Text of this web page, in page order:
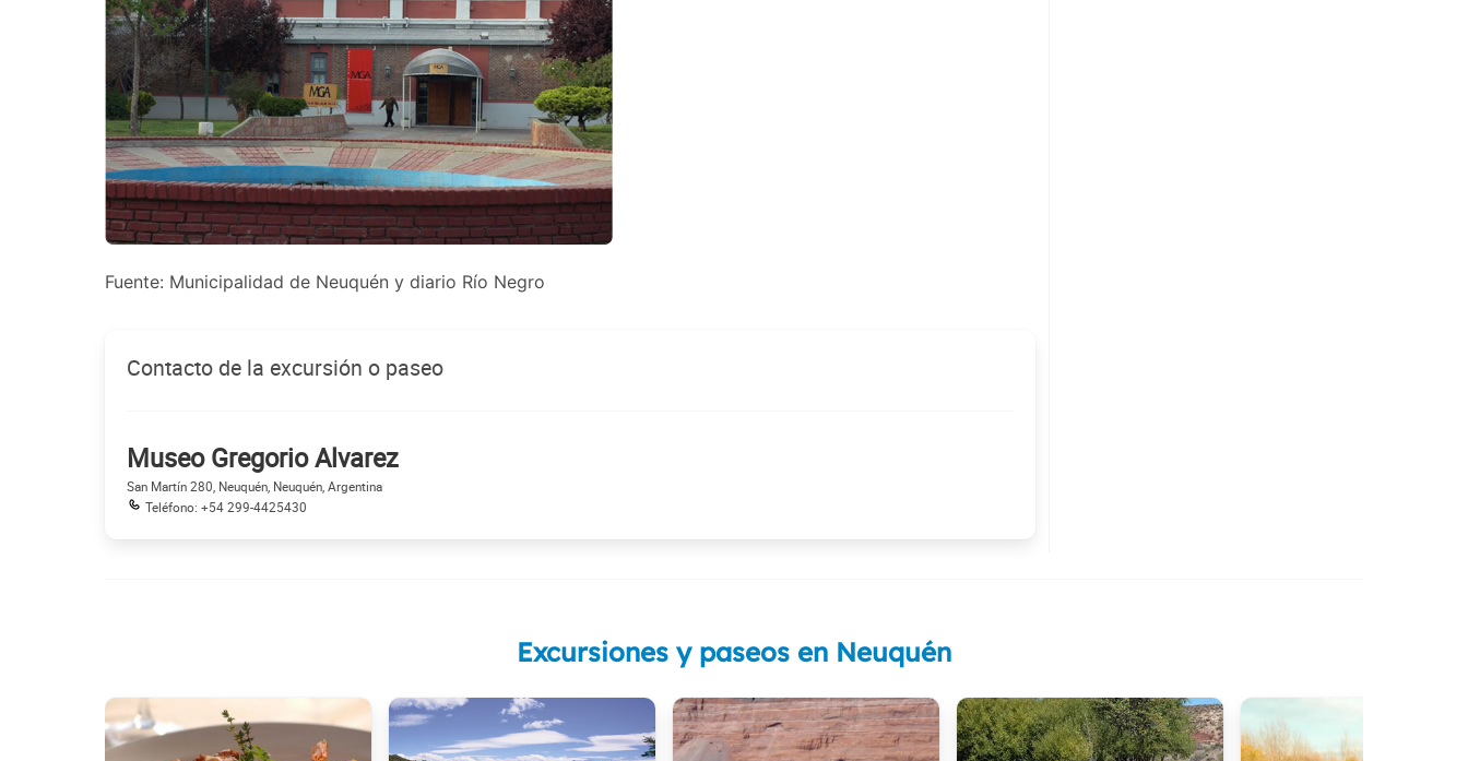
Fuente: Municipalidad de Neuquén y diario Río Negro
Contacto de la excursión o paseo
Museo Gregorio Alvarez
San Martín 280, Neuquén, Neuquén, Argentina
Teléfono: +54 299-4425430
Excursiones y paseos en Neuquén